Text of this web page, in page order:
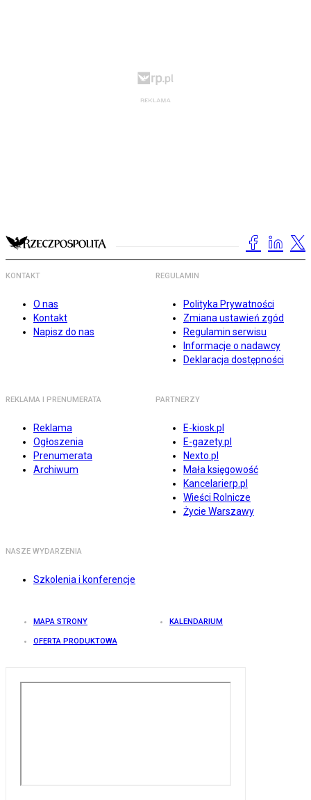
KONTAKT
O nas
Kontakt
Napisz do nas
REGULAMIN
Polityka Prywatności
Zmiana ustawień zgód
Regulamin serwisu
Informacje o nadawcy
Deklaracja dostępności
REKLAMA I PRENUMERATA
Reklama
Ogłoszenia
Prenumerata
Archiwum
PARTNERZY
E-kiosk.pl
E-gazety.pl
Nexto.pl
Mała księgowość
Kancelarierp.pl
Wieści Rolnicze
Życie Warszawy
NASZE WYDARZENIA
Szkolenia i konferencje
MAPA STRONY KALENDARIUM
OFERTA PRODUKTOWA